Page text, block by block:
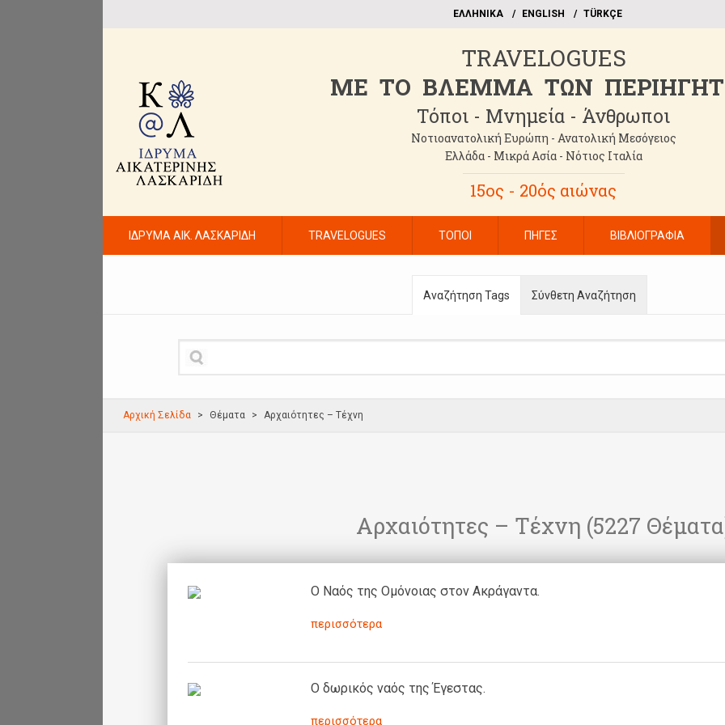
EΛΛΗΝΙΚΑ ΕΝGLISH TÜRKÇE
TRAVELOGUES
ME TO BΛΕΜΜΑ ΤΩΝ
Τόποι - Μνημεία - Άνθρωποι
Νοτιοανατολική Ευρώπη - Ανατολική Μεσόγειος
Ελλάδα - Μικρά Ασία - Νότιος Ιταλία
15ος - 20ός αιώνας
ΙΔΡΥΜΑ ΑΙΚ. ΛΑΣΚΑΡΙΔΗ TRAVELOGUES ΤΟΠΟΙ ΠΗΓΕΣ ΒΙΒΛΙΟΓΡΑΦΙΑ
Αναζήτηση Tags Σύνθετη Αναζήτηση
Αρχική Σελίδα Θέματα Αρχαιότητες – Τέχνη
Αρχαιότητες – Τέχνη (5227
Ο Ναός της Ομόνοιας στον Ακράγαντα.
περισσότερα
Ο δωρικός ναός της Έγεστας.
περισσότερα